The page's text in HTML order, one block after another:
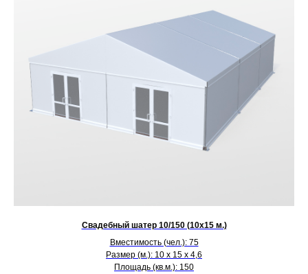
Свадебный шатер 10/150 (10х15 м.)
Вместимость (чел.): 75
Размер (м.): 10 х 15 х 4,6
Площадь (кв.м.): 150